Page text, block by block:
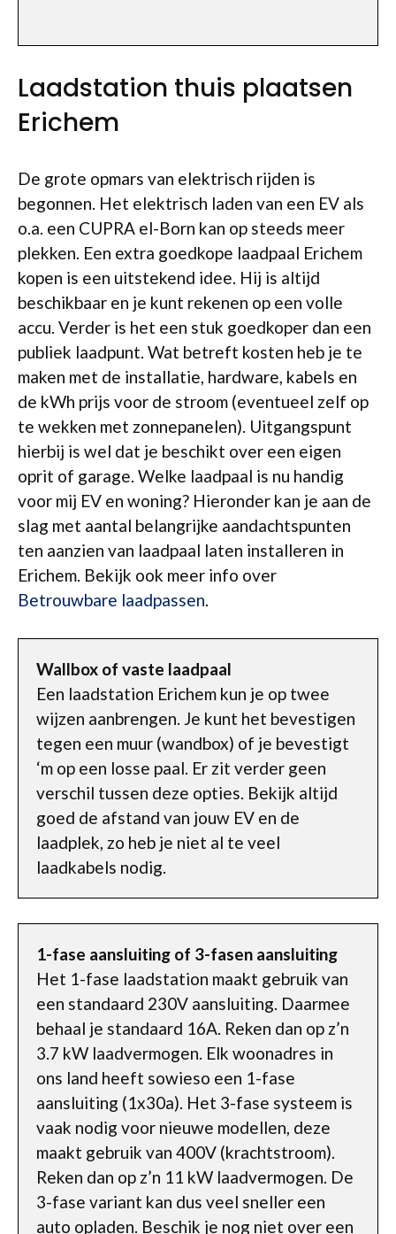
Laadstation thuis plaatsen
Erichem
De grote opmars van elektrisch rijden is
begonnen. Het elektrisch laden van een EV als
o.a. een CUPRA el-Born kan op steeds meer
plekken. Een extra goedkope laadpaal Erichem
kopen is een uitstekend idee. Hij is altijd
beschikbaar en je kunt rekenen op een volle
accu. Verder is het een stuk goedkoper dan een
publiek laadpunt. Wat betreft kosten heb je te
maken met de installatie, hardware, kabels en
de kWh prijs voor de stroom (eventueel zelf op
te wekken met zonnepanelen). Uitgangspunt
hierbij is wel dat je beschikt over een eigen
oprit of garage. Welke laadpaal is nu handig
voor mij EV en woning? Hieronder kan je aan de
slag met aantal belangrijke aandachtspunten
ten aanzien van laadpaal laten installeren in
Erichem. Bekijk ook meer info over
Betrouwbare laadpassen.
Wallbox of vaste laadpaal
Een laadstation Erichem kun je op twee
wijzen aanbrengen. Je kunt het bevestigen
tegen een muur (wandbox) of je bevestigt
‘m op een losse paal. Er zit verder geen
verschil tussen deze opties. Bekijk altijd
goed de afstand van jouw EV en de
laadplek, zo heb je niet al te veel
laadkabels nodig.
1-fase aansluiting of 3-fasen aansluiting
Het 1-fase laadstation maakt gebruik van
een standaard 230V aansluiting. Daarmee
behaal je standaard 16A. Reken dan op z’n
3.7 kW laadvermogen. Elk woonadres in
ons land heeft sowieso een 1-fase
aansluiting (1x30a). Het 3-fase systeem is
vaak nodig voor nieuwe modellen, deze
maakt gebruik van 400V (krachtstroom).
Reken dan op z’n 11 kW laadvermogen. De
3-fase variant kan dus veel sneller een
auto opladen. Beschik je nog niet over een